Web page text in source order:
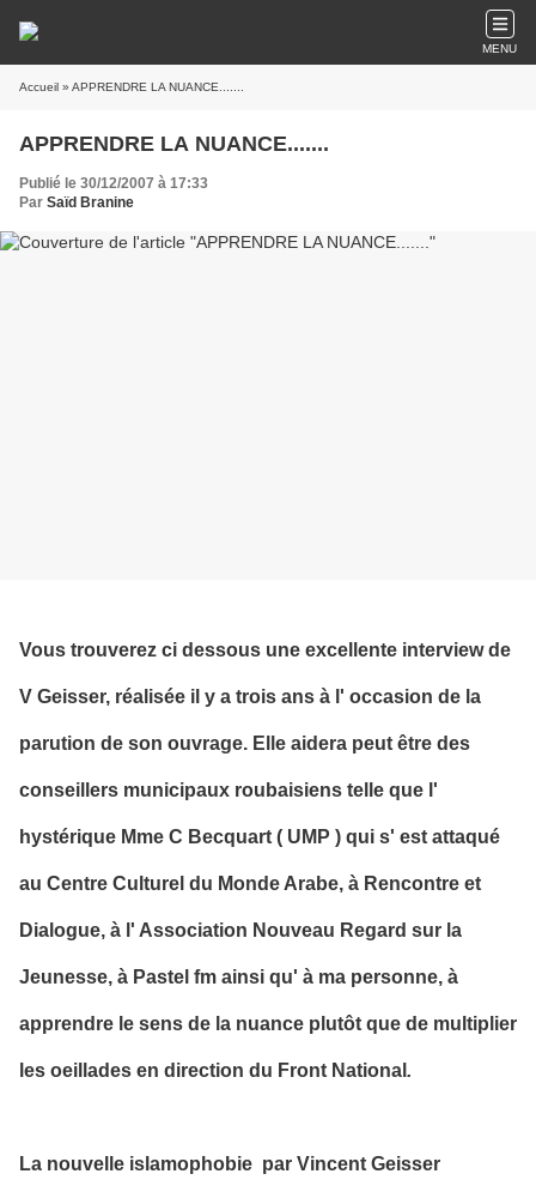
MENU
Accueil » APPRENDRE LA NUANCE.......
APPRENDRE LA NUANCE.......
Publié le 30/12/2007 à 17:33
Par Saïd Branine
Vous trouverez ci dessous une excellente interview de
V Geisser, réalisée il y a trois ans à l' occasion de la
parution de son ouvrage. Elle aidera peut être des
conseillers municipaux roubaisiens telle que l'
hystérique Mme C Becquart ( UMP ) qui s' est attaqué
au Centre Culturel du Monde Arabe, à Rencontre et
Dialogue, à l' Association Nouveau Regard sur la
Jeunesse, à Pastel fm ainsi qu' à ma personne, à
apprendre le sens de la nuance plutôt que de multiplier
les oeillades en direction du Front National .
La nouvelle islamophobie par Vincent Geisser